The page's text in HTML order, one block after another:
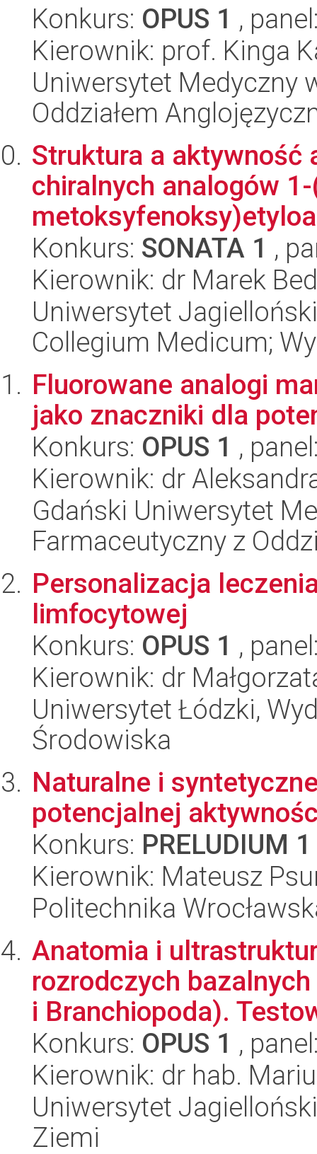
Konkurs: OPUS 1 ,
Kierownik: prof. Kinga
Uniwersytet Medyczny
Oddziałem
Struktura a aktywność
chiralnych analogów
Konkurs: SONATA 1 ,
Kierownik: dr Marek
Uniwersytet
Collegium Medicum;
Fluorowane analogi
jako znaczniki dla
Konkurs: OPUS 1 ,
Kierownik: dr
Gdański Uniwersytet
Farmaceutyczny z
Personalizacja
limfocytowej
Konkurs: OPUS 1 ,
Kierownik: dr
Uniwersytet Łódzki,
Środowiska
Naturalne i
potencjalnej
Konkurs: PRELUDIUM 1
Kierownik: Mateusz
Politechnika
Anatomia i
rozrodczych
i Branchiopoda).
Konkurs: OPUS 1 ,
Kierownik: dr hab.
Uniwersytet
Ziemi